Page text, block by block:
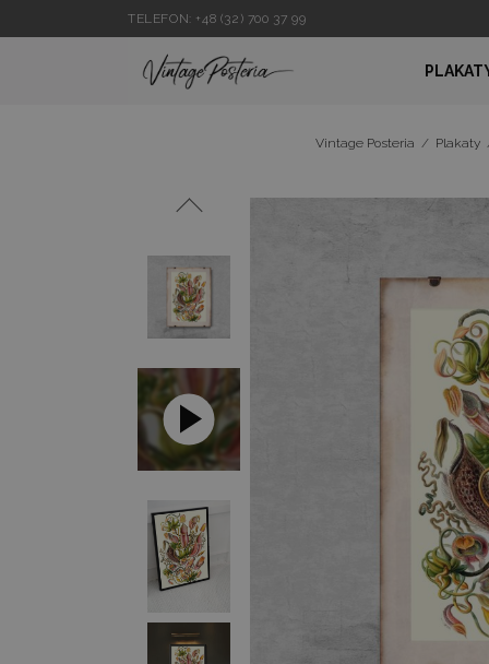
TELEFON: +48 (32) 700 37 99
Vintage Posteria / Plakaty